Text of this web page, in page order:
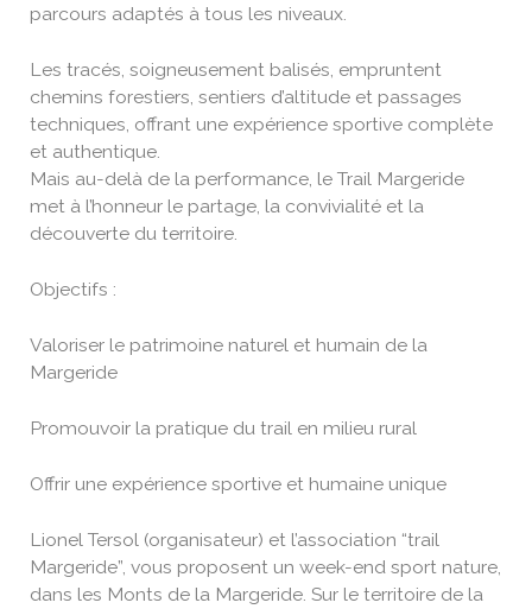
parcours adaptés à tous les niveaux.
Les tracés, soigneusement balisés, empruntent
chemins forestiers, sentiers d’altitude et passages
techniques, offrant une expérience sportive complète
et authentique.
Mais au-delà de la performance, le Trail Margeride
met à l’honneur le partage, la convivialité et la
découverte du territoire.
Objectifs :
Valoriser le patrimoine naturel et humain de la
Margeride
Promouvoir la pratique du trail en milieu rural
Offrir une expérience sportive et humaine unique
Lionel Tersol (organisateur) et l’association “trail
Margeride”, vous proposent un week-end sport nature,
dans les Monts de la Margeride. Sur le territoire de la